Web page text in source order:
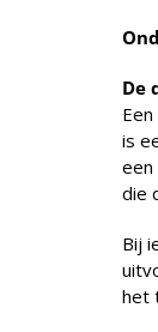
De
is
die
Bij
het